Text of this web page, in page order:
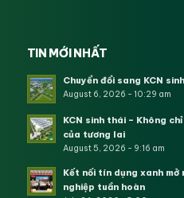
TIN MỚI NHẤT
Chuyển đổi sang KCN
August 6, 2026 - 10:29 am
KCN sinh thái – Không
của tương lai
August 5, 2026 - 9:16 am
Kết nối tín dụng xanh mở
nghiệp tuần hoàn